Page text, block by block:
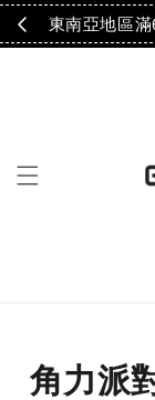
！ 東南亞地區
角力派